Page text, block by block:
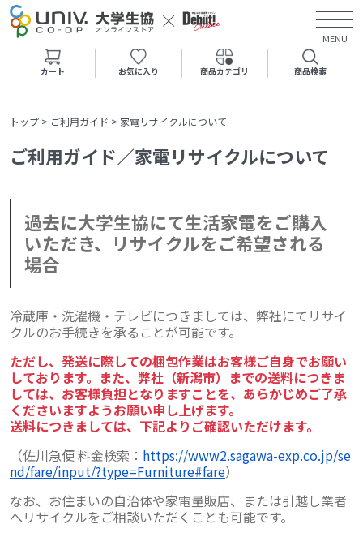
MENU
カート お気に入り 商品カテゴリ 商品検索
トップ > ご利用ガイド > 家電リサイクルについて
ご利用ガイド／家電リサイクルについて
過去に大学生協にて生活家電をご購入
いただき、リサイクルをご希望される
場合
冷蔵庫・洗濯機・テレビにつきましては、 弊社にてリサイ
クルのお手続きを承ることが可能です。
ただし、発送に際しての梱包作業はお客様ご自身でお願い
しております。 また、弊社（新潟市）までの送料につきま
しては、お客様負担となりますことを、 あらかじめご了承
くださいますようお願い申し上げます。
送料につきましては、下記よりご確認いただけます。
（佐川急便 料金検索： https://www2.sagawa-exp.co.jp/se
nd/fare/input/?type=Furniture#fare）
なお、お住まいの自治体や家電量販店、または引越し業者
へリサイクルをご相談いただくことも可能です。